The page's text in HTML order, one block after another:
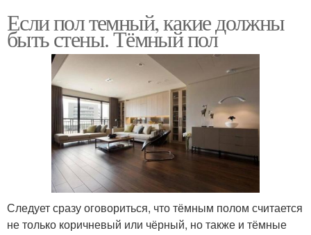
Если пол темный, какие должны
быть стены. Тёмный пол
Следует сразу оговориться, что тёмным полом считается
не только коричневый или чёрный, но также и тёмные